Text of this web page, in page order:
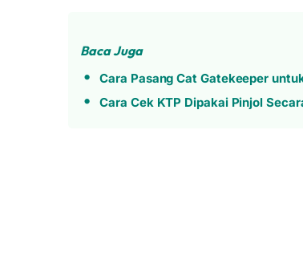
Baca Juga
Cara Pasang Cat Gatekeeper
Cara Cek KTP Dipakai Pinjol